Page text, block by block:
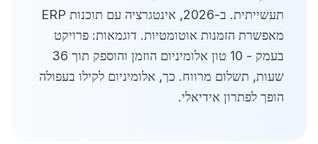
תעשייתית. ב-2026, אינטגרציה עם תוכנות ERP
מאפשרת הזמנות אוטומטיות. דוגמאות: פרויקט
בעמק - 10 טון אלומיניום הוזמן והוספק תוך 36
שעות, תשלום מרווח. כך, אלומיניום לקילו בעפולה
הופך לפתרון אידיאלי.